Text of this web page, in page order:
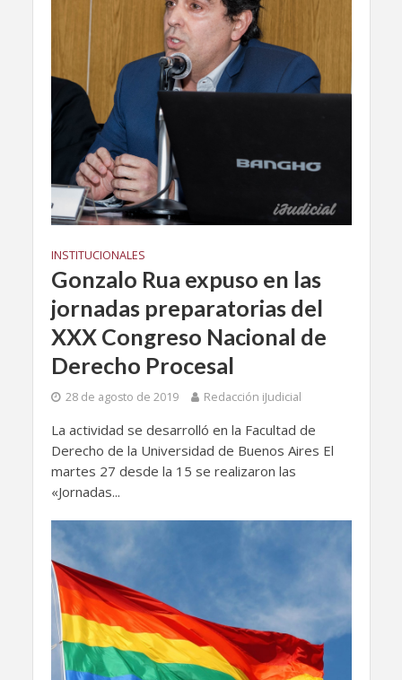
INSTITUCIONALES
Gonzalo Rua expuso en las
jornadas preparatorias del
XXX Congreso Nacional de
Derecho Procesal
28 de agosto de 2019 Redacción iJudicial
La actividad se desarrolló en la Facultad de
Derecho de la Universidad de Buenos Aires El
martes 27 desde la 15 se realizaron las
«Jornadas...